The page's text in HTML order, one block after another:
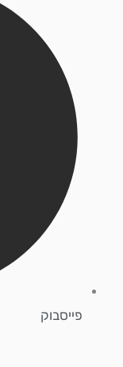
פייסבוק